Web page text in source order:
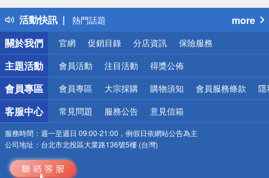
活動快訊
得獎公告
熱門話題
銀行優惠
偏遠地區配送
詐騙網頁！請小心！
more
關於我們
官網 促銷目錄 分店資訊 保險服務
主題活動 會員活動 注目活動 得獎公佈
會員專區 會員專區 大宗採購 購物須知 會員服務條款 隱
客服中心 常見問題 服務公告 意見信箱
服務時間： 週一至週日 09:00-21:00，例假日依網站公告為主
公司地址： 台北市北投區大業路136號5樓 (台灣)